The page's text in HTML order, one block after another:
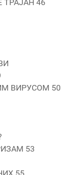
ТРАЈАН 46
ВИРУСОМ 50
53